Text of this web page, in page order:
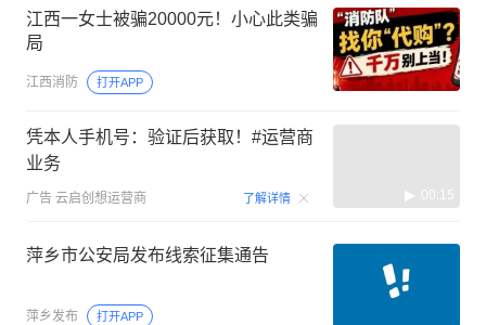
江西一女士被骗20000元！小心此类骗
局
江西消防 打开APP
凭本人手机号：验证后获取！#运营商
业务
广告 云启创想运营商 了解详情 00:15
萍乡市公安局发布线索征集通告
萍乡发布 打开APP